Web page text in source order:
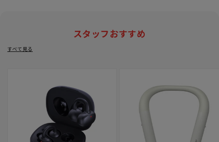
スタッフおすすめ
すべて見る